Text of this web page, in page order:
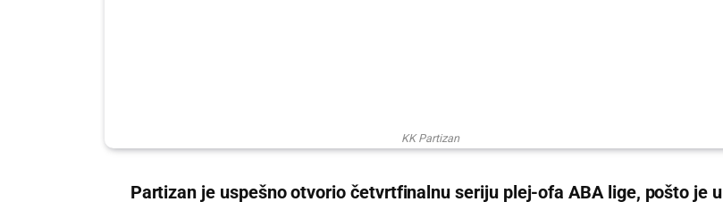
KK Partizan
Partizan je uspešno otvorio četvrtfinalnu seriju plej-ofa ABA lige, pošto je u